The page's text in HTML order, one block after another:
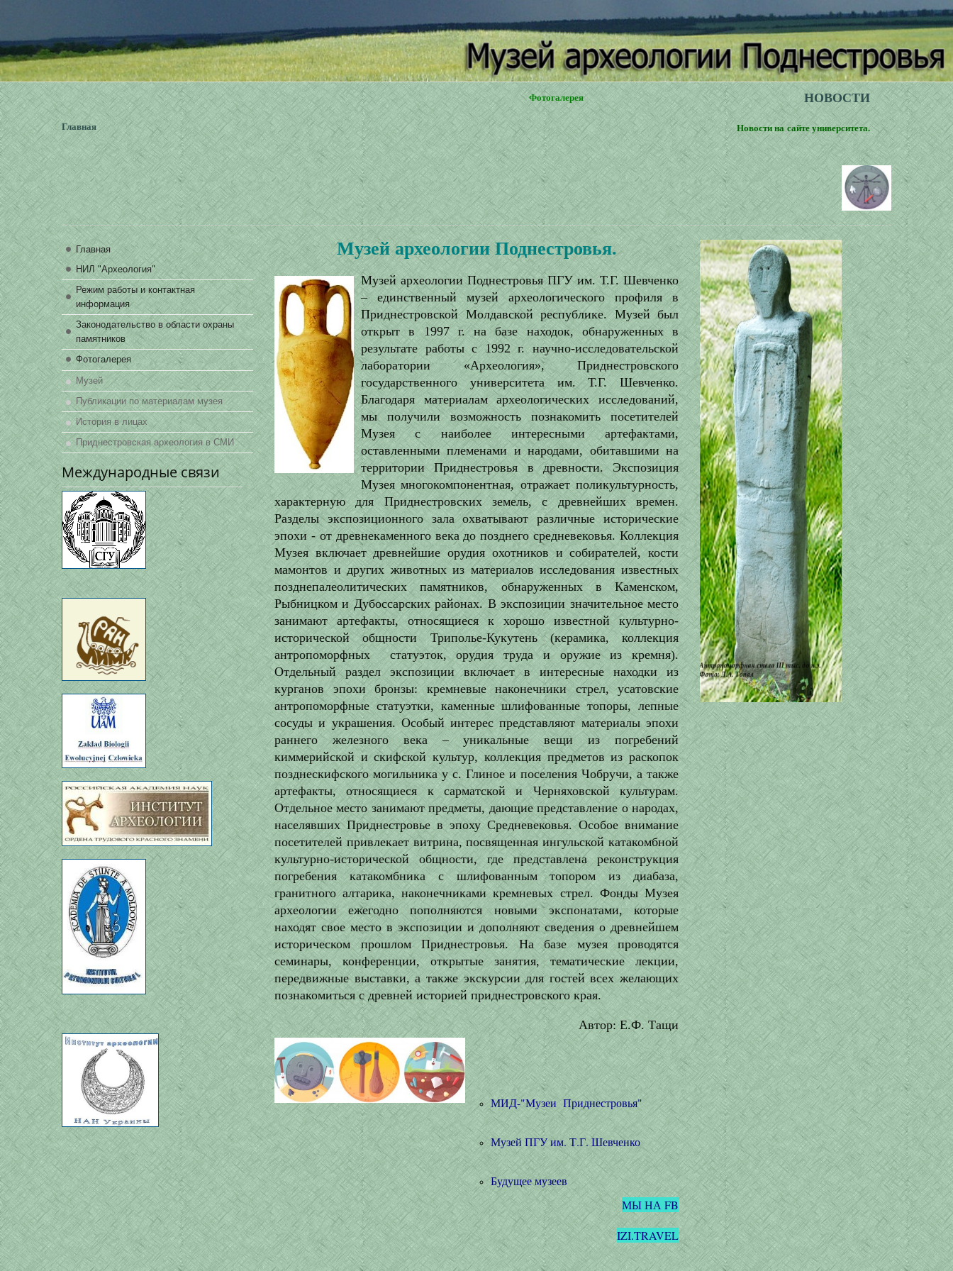
Главная
Фотогалерея НОВОСТИ
Новости на сайте университета.
Главная
НИЛ "Археология"
Режим работы и контактная
информация
Законодательство в области охраны
памятников
Фотогалерея
Музей
Публикации по материалам музея
История в лицах
Приднестровская археология в СМИ
Международные связи
Музей археологии Поднестровья.
Музей археологии Поднестровья ПГУ им. Т.Г. Шевченко
– единственный музей археологического профиля в
Приднестровской Молдавской республике. Музей был
открыт в 1997 г. на базе находок, обнаруженных в
результате работы с 1992 г. научно-исследовательской
лаборатории «Археология», Приднестровского
государственного университета им. Т.Г. Шевченко.
Благодаря материалам археологических исследований,
мы получили возможность познакомить посетителей
Музея с наиболее интересными артефактами,
оставленными племенами и народами, обитавшими на
территории Приднестровья в древности. Экспозиция
Музея многокомпонентная, отражает поликультурность,
характерную для Приднестровских земель, с древнейших времен.
Разделы экспозиционного зала охватывают различные исторические
эпохи - от древнекаменного века до позднего средневековья. Коллекция
Музея включает древнейшие орудия охотников и собирателей, кости
мамонтов и других животных из материалов исследования известных
позднепалеолитических памятников, обнаруженных в Каменском,
Рыбницком и Дубоссарских районах. В экспозиции значительное место
занимают артефакты, относящиеся к хорошо известной культурно-
исторической общности Триполье-Кукутень (керамика, коллекция
антропоморфных статуэток, орудия труда и оружие из кремня).
Отдельный раздел экспозиции включает в интересные находки из
курганов эпохи бронзы: кремневые наконечники стрел, усатовские
антропоморфные статуэтки, каменные шлифованные топоры, лепные
сосуды и украшения. Особый интерес представляют материалы эпохи
раннего железного века – уникальные вещи из погребений
киммерийской и скифской культур, коллекция предметов из раскопок
позднескифского могильника у с. Глиное и поселения Чобручи, а также
артефакты, относящиеся к сарматской и Черняховской культурам.
Отдельное место занимают предметы, дающие представление о народах,
населявших Приднестровье в эпоху Средневековья. Особое внимание
посетителей привлекает витрина, посвященная ингульской катакомбной
культурно-исторической общности, где представлена реконструкция
погребения катакомбника с шлифованным топором из диабаза,
гранитного алтарика, наконечниками кремневых стрел. Фонды Музея
археологии ежегодно пополняются новыми экспонатами, которые
находят свое место в экспозиции и дополняют сведения о древнейшем
историческом прошлом Приднестровья. На базе музея проводятся
семинары, конференции, открытые занятия, тематические лекции,
передвижные выставки, а также экскурсии для гостей всех желающих
познакомиться с древней историей приднестровского края.
Автор: Е.Ф. Тащи
МИД-"Музеи Приднестровья"
Музей ПГУ им. Т.Г. Шевченко
Будущее музеев
МЫ НА FB
IZI.TRAVEL